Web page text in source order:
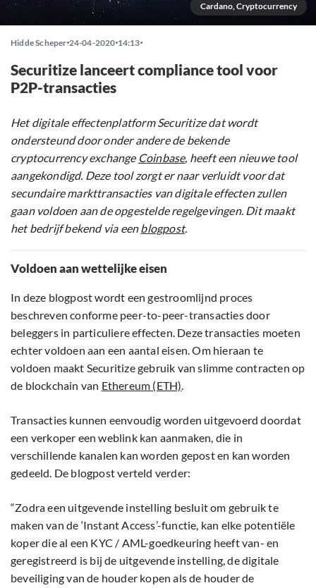
Cardano, Cryptocurrency
Hidde Scheper 24-04-2020 14:13
Securitize lanceert compliance tool voor
P2P-transacties
Het digitale effectenplatform Securitize dat wordt
ondersteund door onder andere de bekende
cryptocurrency exchange Coinbase, heeft een nieuwe tool
aangekondigd. Deze tool zorgt er naar verluidt voor dat
secundaire markttransacties van digitale effecten zullen
gaan voldoen aan de opgestelde regelgevingen. Dit maakt
het bedrijf bekend via eenblogpost.
Voldoen aan wettelijke eisen
In deze blogpost wordt een gestroomlijnd proces
beschreven conforme peer-to-peer-transacties door
beleggers in particuliere effecten. Deze transacties moeten
echter voldoen aan een aantal eisen. Om hieraan te
voldoen maakt Securitize gebruik van slimme contracten op
de blockchain van Ethereum (ETH).
Transacties kunnen eenvoudig worden uitgevoerd doordat
een verkoper een weblink kan aanmaken, die in
verschillende kanalen kan worden gepost en kan worden
gedeeld. De blogpost verteld verder:
“Zodra een uitgevende instelling besluit om gebruik te
maken van de ‘Instant Access’-functie, kan elke potentiële
koper die al een KYC / AML-goedkeuring heeft van- en
geregistreerd is bij de uitgevende instelling, de digitale
beveiliging van de houder kopen als de houder de